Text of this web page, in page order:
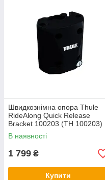
Швидкознімна опора Thule
RideAlong Quick Release
Bracket 100203 (TH 100203)
В наявності
1 799 ₴
Купити